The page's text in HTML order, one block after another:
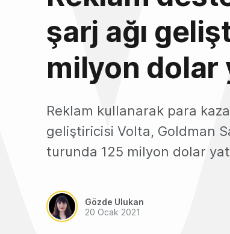
şarj ağı
milyon dolar
Reklam kullanarak para
geliştiricisi Volta, Goldman
turunda 125 milyon dolar
Gözde Ulukan
20 Ocak 2021